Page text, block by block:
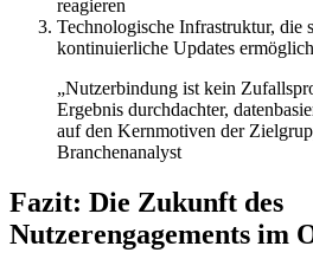
reagieren
Technologische Infrastruktur, die
kontinuierliche Updates
„Nutzerbindung ist kein
Ergebnis durchdachter,
auf den Kernmotiven der
Branchenanalyst
Fazit: Die Zukunft des
Nutzerengagements im